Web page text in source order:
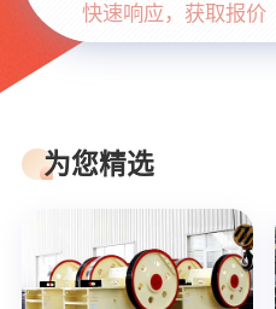
快速响应，获取报价
为您精选